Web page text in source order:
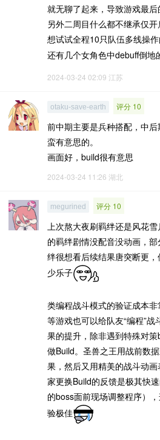
就无聊了起来，导致游戏最后
另外二周目什么都不继承仅
想试试全程10只队伍多线操作
还有几个女角色中debuff倒地
2024-03-24 02:09 江苏
otaku-save-earth 评分 10
前中期主要是兵种搭配，中
蛮有意思的。
画面好，build很有意思
2024-03-24 11:26 湖北
megurined 评分 10
上次熬大夜刷羁绊还是风花
的羁绊剧情没配音没动画，
绊很想看后续结果唐突断更
少乐子
类编程战斗模式的验证成本
等游戏也可以给队友“编程”
果的提升，除非遇到特殊对
做Build。圣兽之王用战前数
果，然后又用精美的战斗动
家更换Build的反馈是极其快
的boss面前现场调整程序）
验极佳